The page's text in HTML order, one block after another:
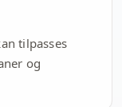
tilpasses
og